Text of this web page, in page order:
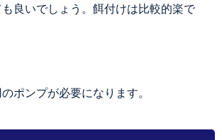
良いでしょう。餌付けは比較的楽で
ポンプが必要になります。